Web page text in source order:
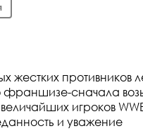
жестких противников
сначала
игроков
и уважение